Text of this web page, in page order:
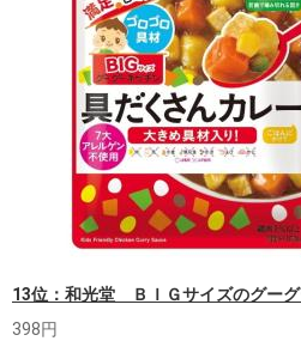
13位：和光堂 ＢＩＧサイズのグー
398円